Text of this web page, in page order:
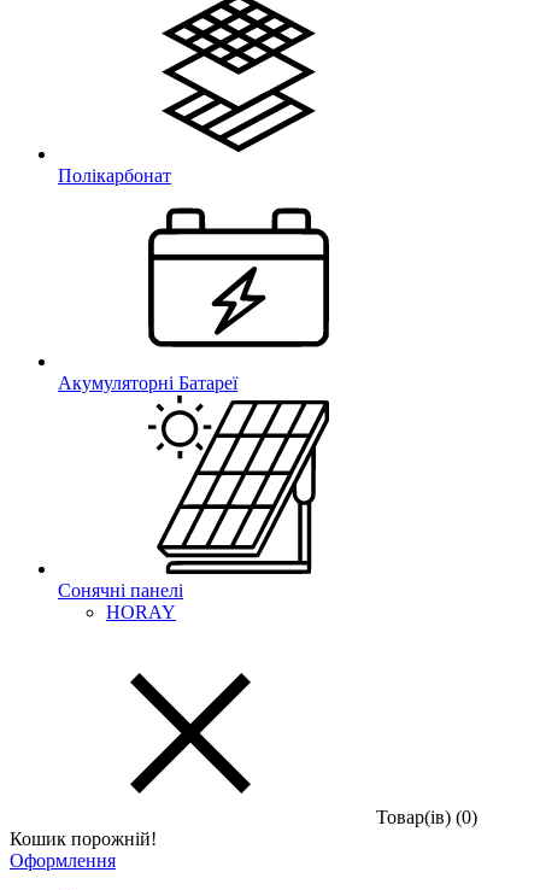
Полікарбонат
Акумуляторні Батареї
Сонячні панелі
HORAY
Товар(iв) (0)
Кошик порожній!
Оформлення